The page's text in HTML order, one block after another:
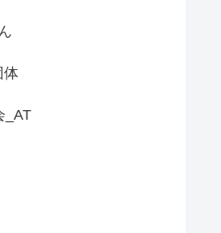
体
_AT